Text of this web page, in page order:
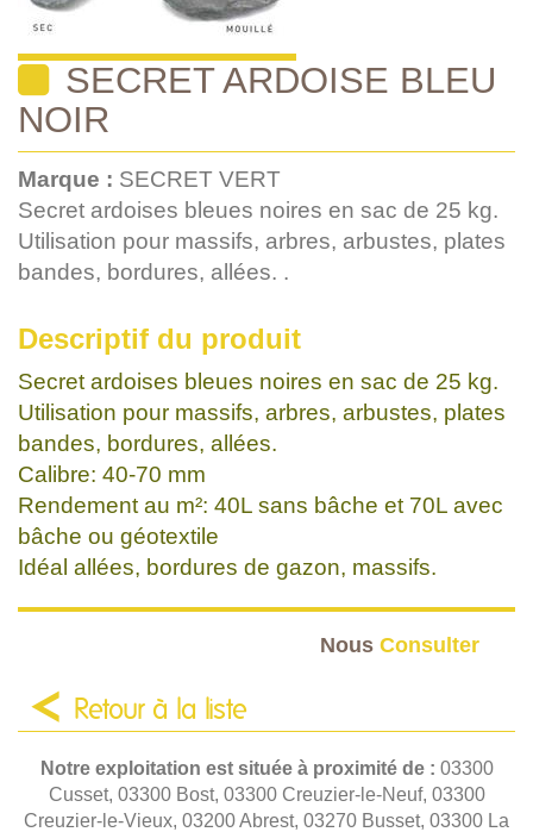
SECRET ARDOISE BLEU
NOIR
Marque : SECRET VERT
Secret ardoises bleues noires en sac de 25 kg.
Utilisation pour massifs, arbres, arbustes, plates
bandes, bordures, allées. .
Descriptif du produit
Secret ardoises bleues noires en sac de 25 kg.
Utilisation pour massifs, arbres, arbustes, plates
bandes, bordures, allées.
Calibre: 40-70 mm
Rendement au m²: 40L sans bâche et 70L avec
bâche ou géotextile
Idéal allées, bordures de gazon, massifs.
Nous Consulter
Retour à la liste
Notre exploitation est située à proximité de : 03300
Cusset, 03300 Bost, 03300 Creuzier-le-Neuf, 03300
Creuzier-le-Vieux, 03200 Abrest, 03270 Busset, 03300 La